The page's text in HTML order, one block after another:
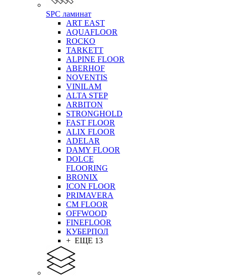
SPC ламинат
ART EAST
AQUAFLOOR
ROCKO
TARKETT
ALPINE FLOOR
ABERHOF
NOVENTIS
VINILAM
ALTA STEP
ARBITON
STRONGHOLD
FAST FLOOR
ALIX FLOOR
ADELAR
DAMY FLOOR
DOLCE
FLOORING
BRONIX
ICON FLOOR
PRIMAVERA
CM FLOOR
OFFWOOD
FINEFLOOR
КУБЕРПОЛ
+ ЕЩЕ 13